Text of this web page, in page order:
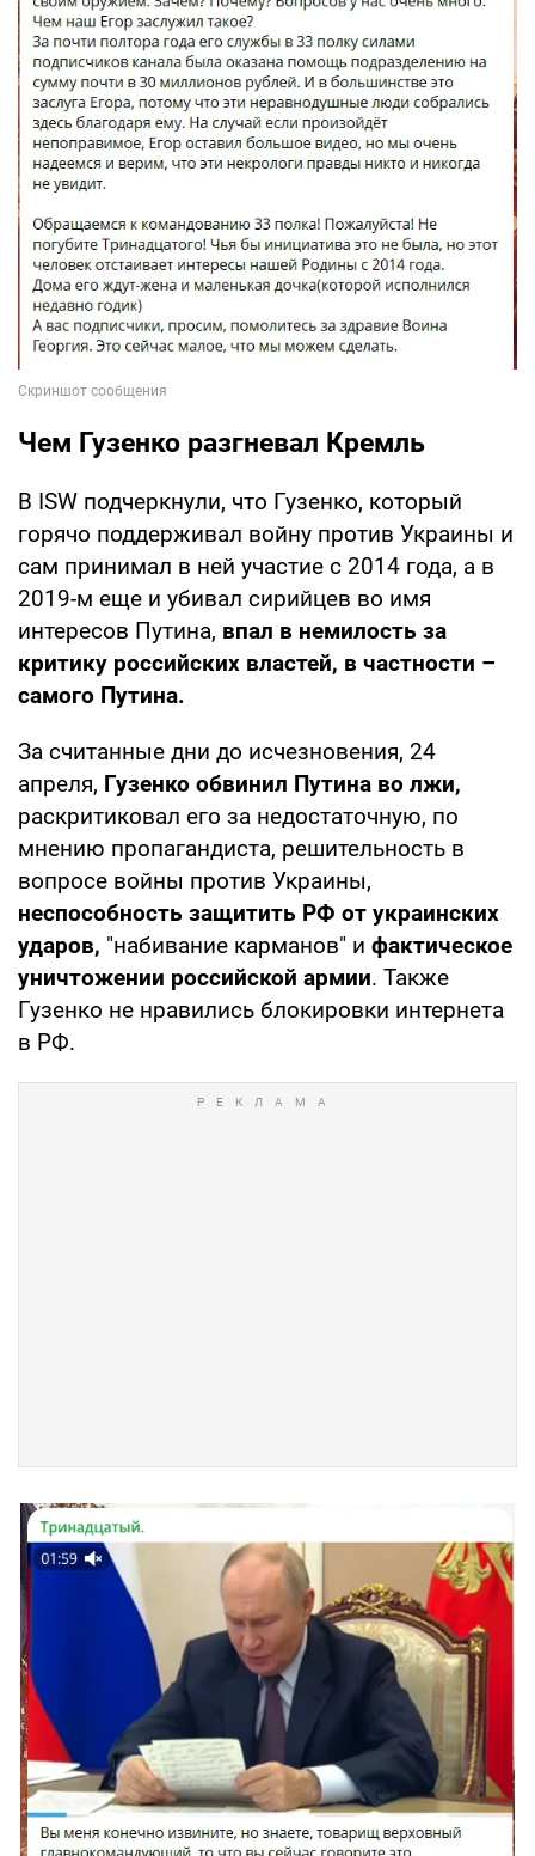
Чем Гузенко разгневал Кремль
В ISW подчеркнули, что Гузенко, который
горячо поддерживал войну против Украины и
сам принимал в ней участие с 2014 года, а в
2019-м еще и убивал сирийцев во имя
интересов Путина, впал в немилость за
критику российских властей, в частности –
самого Путина.
За считанные дни до исчезновения, 24
апреля, Гузенко обвинил Путина во лжи,
раскритиковал его за недостаточную, по
мнению пропагандиста, решительность в
вопросе войны против Украины,
неспособность защитить РФ от украинских
ударов, "набивание карманов" и фактическое
уничтожении российской армии. Также
Гузенко не нравились блокировки интернета
в РФ.